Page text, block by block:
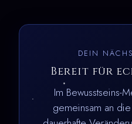
DEIN
Bereit für
Im Bewusstseins-
gemeinsam an